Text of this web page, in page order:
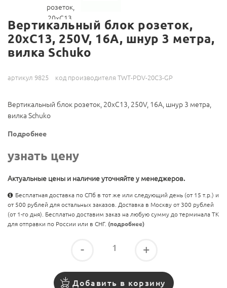
Вертикальный блок розеток,
20xC13, 250V, 16A, шнур 3 метра,
вилка Schuko
артикул 9825 код производителя TWT-PDV-20C3-GP
Вертикальный блок розеток, 20xC13, 250V, 16A, шнур 3 метра,
вилка Schuko
Подробнее
узнать цену
Актуальные цены и наличие уточняйте у менеджеров.
Бесплатная доставка по СПб в тот же или следующий день (от 15 т.р.) и
от 500 рублей для остальных заказов. Доставка в Москву от 300 рублей
(от 1-го дня). Бесплатно доставим заказ на любую сумму до терминала ТК
для отправки по России или в СНГ. (подробнее)
- +
Добавить в корзину